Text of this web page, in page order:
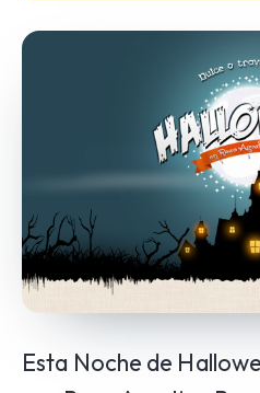
Esta Noche de